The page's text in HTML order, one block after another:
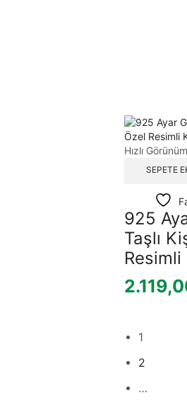
Hızlı Görünüm
SEPETE
925
Taşlı
Resimli
1
2
…